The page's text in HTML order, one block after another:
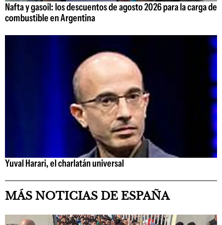
Nafta y gasoil: los descuentos de agosto 2026 para la carga de
combustible en Argentina
Yuval Harari, el charlatán universal
MÁS NOTICIAS DE ESPAÑA